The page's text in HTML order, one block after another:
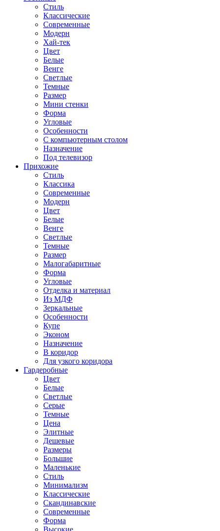
Стиль
Классические
Современные
Модерн
Хай-тек
Цвет
Белые
Венге
Светлые
Темные
Размер
Мини стенки
Форма
Угловые
Особенности
С компьютерным столом
Назначение
Под телевизор
Прихожие
Стиль
Классика
Современные
Модерн
Цвет
Белые
Венге
Светлые
Темные
Размер
Малогабаритные
Форма
Угловые
Отделка и материал
Из МДФ
Зеркальные
Особенности
Купе
Эконом
Назначение
В коридор
Для узкого коридора
Гардеробные
Цвет
Белые
Светлые
Серые
Темные
Цена
Элитные
Дешевые
Размеры
Большие
Маленькие
Стиль
Минимализм
Классические
Скандинавские
Современные
Форма
Высокие